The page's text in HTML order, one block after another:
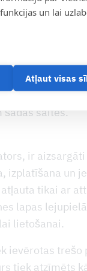
nonāks
saites.
ir aizsargāti
izplatīšana un
tikai ar
lapas
lietošanai.
ievērotas trešo
tiek atzīmēts
un lai
Atļaut visas